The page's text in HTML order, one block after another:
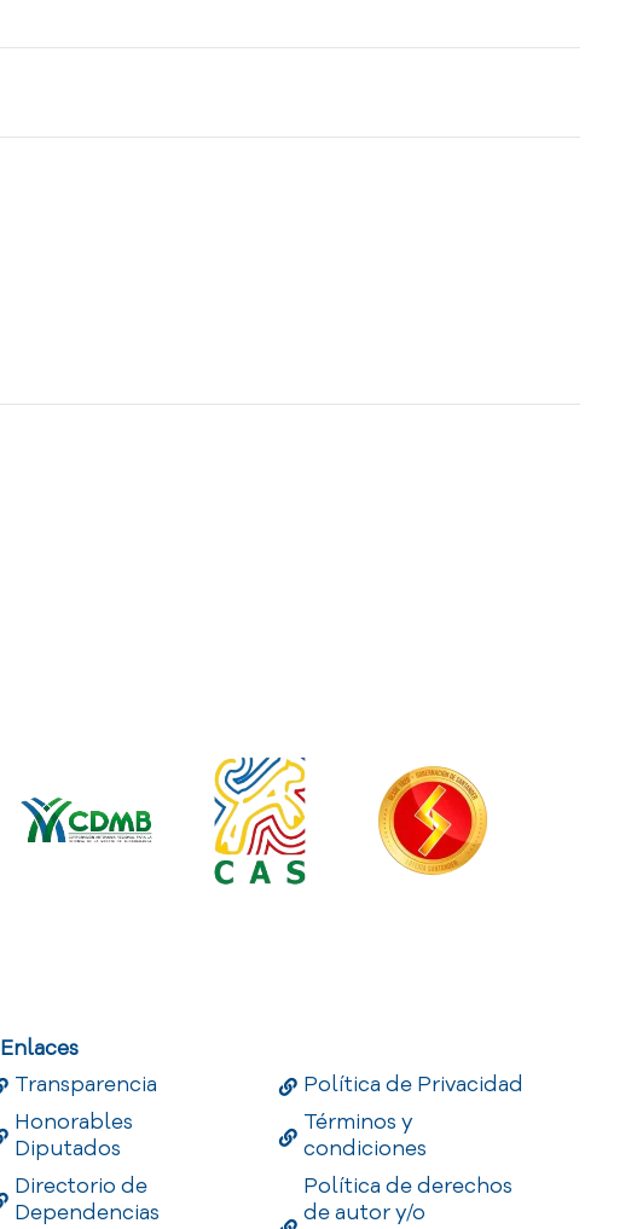
Enlaces
Transparencia
Honorables
Diputados
Directorio de
Dependencias
Política de Privacidad
Términos y
condiciones
Política de derechos
de autor y/o